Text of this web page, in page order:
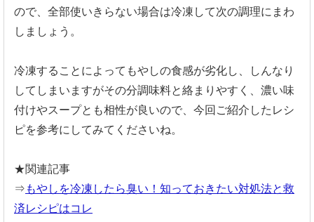
ので、全部使いきらない場合は冷凍して次の調理にまわ
しましょう。
冷凍することによってもやしの食感が劣化し、しんなり
してしまいますがその分調味料と絡まりやすく、濃い味
付けやスープとも相性が良いので、今回ご紹介したレシ
ピを参考にしてみてくださいね。
★関連記事
⇒ もやしを冷凍したら臭い！知っておきたい対処法と救
済レシピはコレ